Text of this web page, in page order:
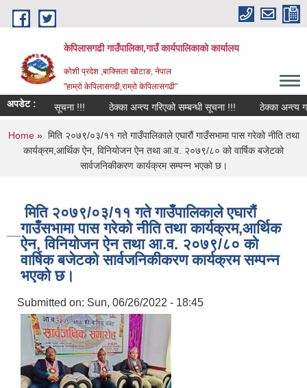
Skip to main content
केपिलासगढी गाउँपालिका,गाउँ कार्यपालिकाको कार्यालय
कोशी प्रदेश ,बाक्सिला खोटाङ, नेपाल
"हाम्रो केपिलासगढी,राम्रो केपिलासगढी"
अपडेट :
जरुरी सूचना !!! ठेक्का अन्त्य गरिएको सम्बन्धी सूचना !!! ठेक्का अन्त्य
You are here
Home» मिति २०७९/०३/११ गते गाउँपालिकाले एघारौं गाउँसभामा पास गरेको नीति तथा
कार्यक्रम,आर्थिक ऐन, विनियोजन ऐन तथा आ.व. २०७९/८० को वार्षिक बजेटको
सार्वजनिकीकरण कार्यक्रम सम्पन्न भएको छ।
मिति २०७९/०३/११ गते गाउँपालिकाले एघारौं
गाउँसभामा पास गरेको नीति तथा कार्यक्रम,आर्थिक
ऐन, विनियोजन ऐन तथा आ.व. २०७९/८० को
वार्षिक बजेटको सार्वजनिकीकरण कार्यक्रम सम्पन्न
भएको छ।
Submitted on: Sun, 06/26/2022 - 18:45